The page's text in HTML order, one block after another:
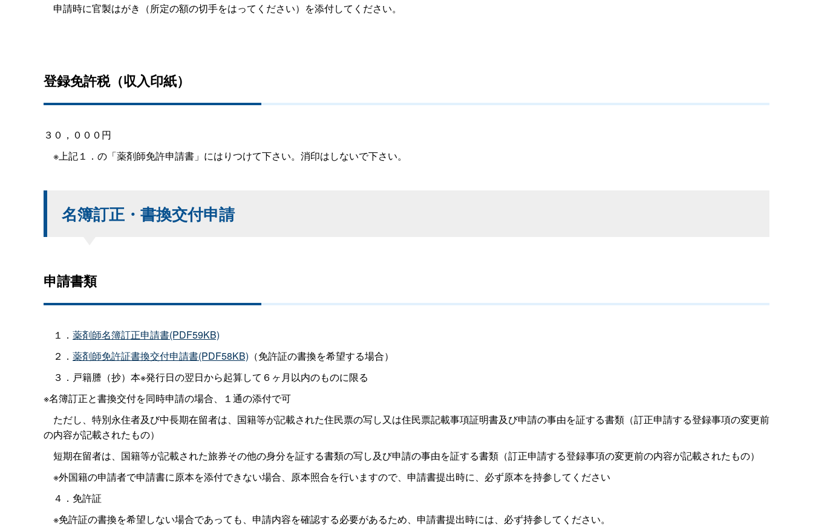
申請時に官製はがき（所定の額の切手をはってください）を添付してください。
登録免許税（収入印紙）
３０，０００円
※上記１．の「薬剤師免許申請書」にはりつけて下さい。消印はしないで下さい。
名簿訂正・書換交付申請
申請書類
１． 薬剤師名簿訂正申請書(PDF59KB)
２． 薬剤師免許証書換交付申請書(PDF58KB) （免許証の書換を希望する場合）
３．戸籍謄（抄）本※発行日の翌日から起算して６ヶ月以内のものに限る
※名簿訂正と書換交付を同時申請の場合、１通の添付で可
ただし、特別永住者及び中長期在留者は、国籍等が記載された住民票の写し又は住民票記載事項証明書及び申請の事由を証する書類（訂正申請する登録事項の変更前
の内容が記載されたもの）
短期在留者は、国籍等が記載された旅券その他の身分を証する書類の写し及び申請の事由を証する書類（訂正申請する登録事項の変更前の内容が記載されたもの）
※外国籍の申請者で申請書に原本を添付できない場合、原本照合を行いますので、申請書提出時に、必ず原本を持参してください
４．免許証
※免許証の書換を希望しない場合であっても、申請内容を確認する必要があるため、申請書提出時には、必ず持参してください。